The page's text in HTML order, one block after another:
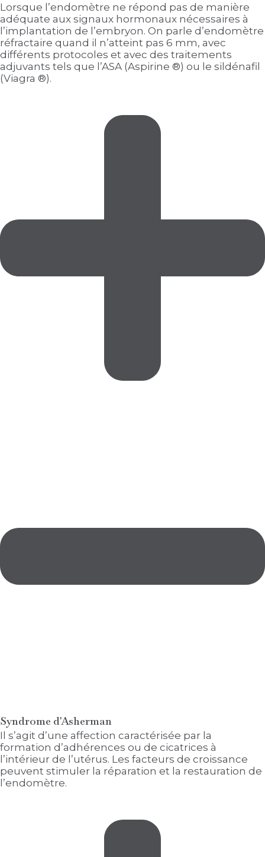
Lorsque l’endomètre ne répond pas de manière
adéquate aux signaux hormonaux nécessaires à
l’implantation de l’embryon. On parle d’endomètre
réfractaire quand il n’atteint pas 6 mm, avec
différents protocoles et avec des traitements
adjuvants tels que l’ASA (Aspirine ®) ou le sildénafil
(Viagra ®).
Syndrome d'Asherman
Il s’agit d’une affection caractérisée par la
formation d’adhérences ou de cicatrices à
l’intérieur de l’utérus. Les facteurs de croissance
peuvent stimuler la réparation et la restauration de
l’endomètre.